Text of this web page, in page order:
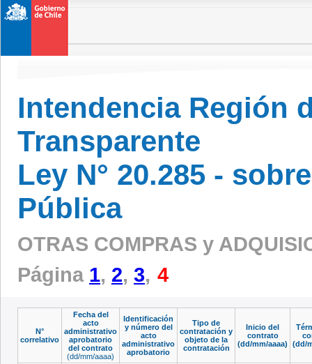
Intendencia Región
Transparente
Ley N° 20.285 -
Pública
OTRAS COMPRAS y
Página 1, 2, 3, 4
N°
correlativo
Fecha del
acto
administrativo
aprobatorio
del contrato
(dd/mm/aaaa)
Identificación
y número del
acto
administrativo
aprobatorio
Tipo de
contratación y
objeto de la
contratación
Inicio del
contrato
(dd/mm/aaaa)
(dd/